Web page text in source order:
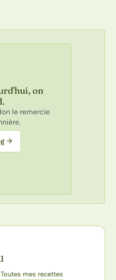
on
le remercie
→
Toutes mes recettes